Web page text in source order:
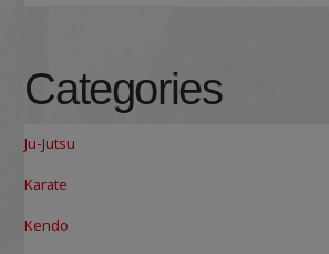
Categories
Ju-Jutsu
Karate
Kendo